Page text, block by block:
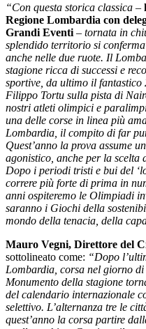
“Con questa storica classica –
Regione Lombardia con
Grandi Eventi – tornata in
splendido territorio si
anche nelle due ruote. Il
stagione ricca di successi e
sportive, da ultimo il fantastico
Filippo Tortu sulla pista di
nostri atleti olimpici e
una delle corse in linea più
Lombardia, il compito di far
Quest’anno la prova assume
agonistico, anche per la scelta
Dopo i periodi tristi e bui del
correre più forte di prima in
anni ospiteremo le Olimpiadi
saranno i Giochi della
mondo della tenacia, della
Mauro Vegni, Direttore del
sottolineato come: “Dopo
Lombardia, corsa nel giorno
Monumento della stagione
del calendario internazionale
selettivo. L’alternanza tre le
quest’anno la corsa partire